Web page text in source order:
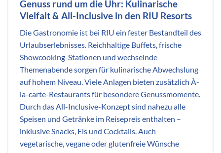
Genuss rund um die Uhr: Kulinarische
Vielfalt & All-Inclusive in den RIU Resorts
Die Gastronomie ist bei RIU ein fester Bestandteil des
Urlaubserlebnisses. Reichhaltige Buffets, frische
Showcooking-Stationen und wechselnde
Themenabende sorgen für kulinarische Abwechslung
auf hohem Niveau. Viele Anlagen bieten zusätzlich À-
la-carte-Restaurants für besondere Genussmomente.
Durch das All-Inclusive-Konzept sind nahezu alle
Speisen und Getränke im Reisepreis enthalten –
inklusive Snacks, Eis und Cocktails. Auch
vegetarische, vegane oder glutenfreie Wünsche